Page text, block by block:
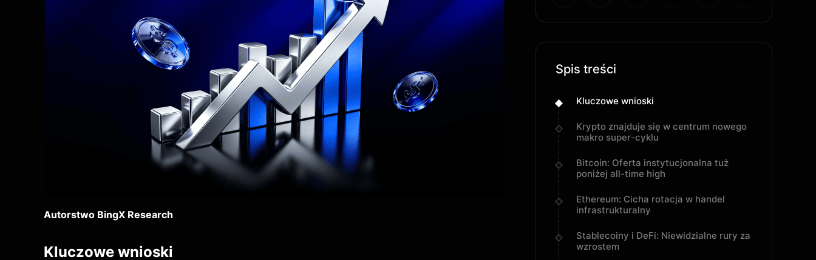
Autorstwo BingX Research
Kluczowe wnioski
Spis treści
Kluczowe wnioski
Krypto znajduje się w centrum nowego
makro super-cyklu
Bitcoin: Oferta instytucjonalna tuż
poniżej all-time high
Ethereum: Cicha rotacja w handel
infrastrukturalny
Stablecoiny i DeFi: Niewidzialne rury za
wzrostem